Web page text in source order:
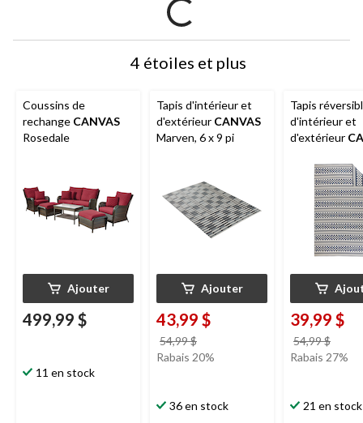
4 étoiles et plus
Coussins de
rechange CANVAS
Rosedale
Ajouter
499,99 $
11 en stock
Tapis d'intérieur et
d'extérieur CANVAS
Marven, 6 x 9 pi
Ajouter
43,99 $
54,99 $
était
Rabais 20%
36 en stock
Tapis
d'intérieur et
d'extérieur
polyester
résistant aux
UV, 6 x 9 pi
39,99 $
54,99 $
était
Rabais 27%
21 en stock